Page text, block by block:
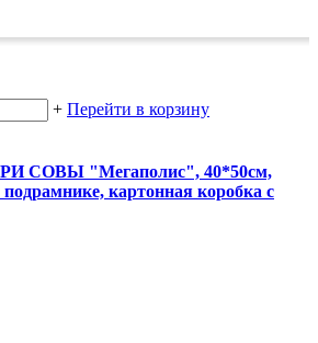
+ Перейти в корзину
СОВЫ "Мегаполис", 40*50см,
картонная коробка с